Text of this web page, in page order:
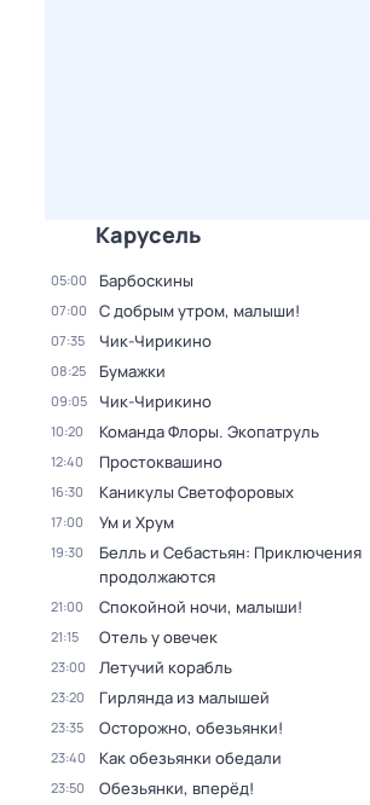
Карусель
05:00 Барбоскины
07:00 С добрым утром, малыши!
07:35 Чик-Чирикино
08:25 Бумажки
09:05 Чик-Чирикино
10:20 Команда Флоры. Экопатруль
12:40 Простоквашино
16:30 Каникулы Светофоровых
17:00 Ум и Хрум
19:30
Белль и Себастьян: Приключения
продолжаются
21:00 Спокойной ночи, малыши!
21:15 Отель у овечек
23:00 Летучий корабль
23:20 Гирлянда из малышей
23:35 Осторожно, обезьянки!
23:40 Как обезьянки обедали
23:50 Обезьянки, вперёд!